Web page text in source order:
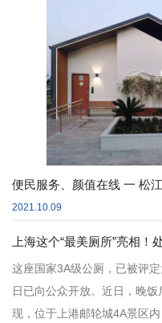
便民服务、颜值在线 一 松
2021.10.09
上海这个“最美厕所”亮相！
这座国家3A级公厕，已被评
日已向公众开放。近日，晚
现，位于上港邮轮城4A景区